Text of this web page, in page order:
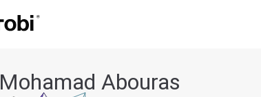
Mohamad Abouras